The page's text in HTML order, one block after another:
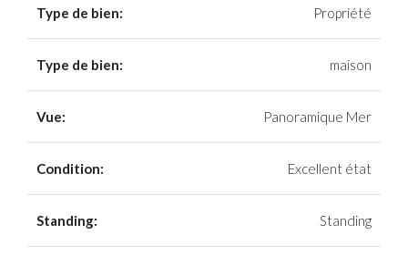
Type de bien: Propriété
Type de bien: maison
Vue: Panoramique Mer
Condition: Excellent état
Standing: Standing